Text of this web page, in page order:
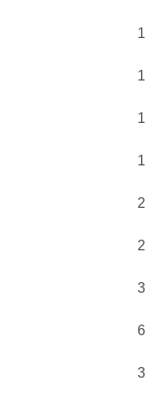
1
1
1
1
2
2
3
6
3